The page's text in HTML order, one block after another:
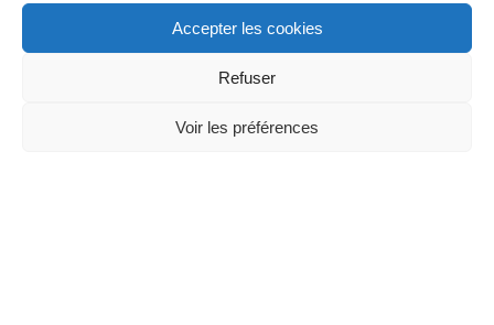
Accepter les cookies
Refuser
Voir les préférences